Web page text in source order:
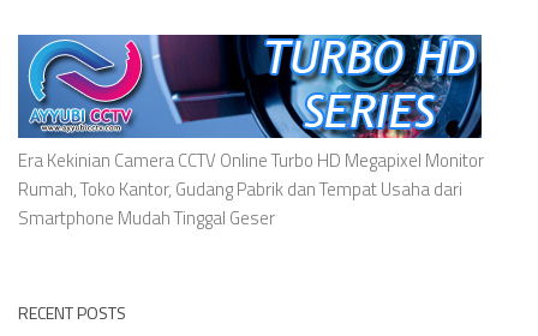
Era Kekinian Camera CCTV Online Turbo HD Megapixel Monitor
Rumah, Toko Kantor, Gudang Pabrik dan Tempat Usaha dari
Smartphone Mudah Tinggal Geser
RECENT POSTS